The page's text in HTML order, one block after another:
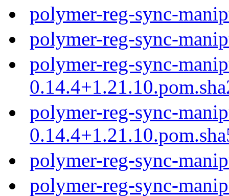
polymer-reg-sync-
polymer-reg-sync-
polymer-reg-sync-
polymer-reg-sync-
polymer-reg-sync-
polymer-reg-sync-